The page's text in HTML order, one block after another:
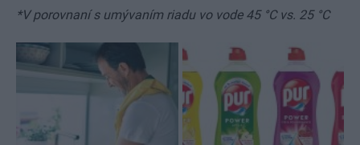
*V porovnaní s umývaním riadu vo vode 45 °C vs. 25 °C